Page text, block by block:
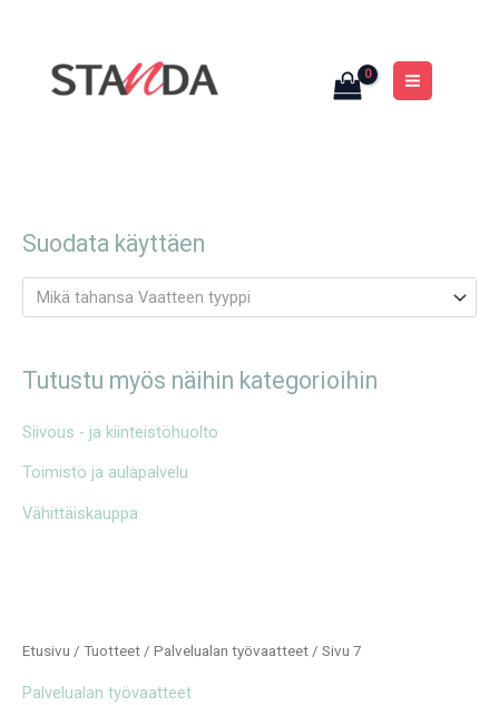
sisältöön
MENU
Suodata käyttäen
Mikä tahansa Vaatteen tyyppi
Tutustu myös näihin kategorioihin
Siivous - ja kiinteistöhuolto
Toimisto ja aulapalvelu
Vähittäiskauppa
Etusivu / Tuotteet / Palvelualan työvaatteet / Sivu 7
Palvelualan työvaatteet